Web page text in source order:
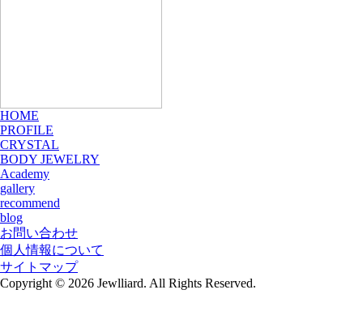
HOME
PROFILE
CRYSTAL
BODY JEWELRY
Academy
gallery
recommend
blog
お問い合わせ
個人情報について
サイトマップ
Copyright © 2026 Jewlliard. All Rights Reserved.